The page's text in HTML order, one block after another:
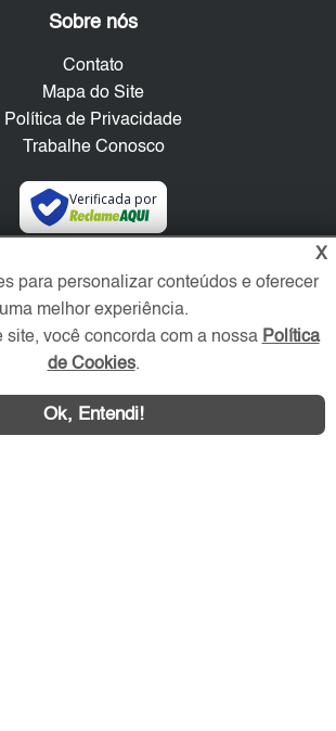
Sobre nós
Contato
Mapa do Site
Política de Privacidade
Trabalhe Conosco
Verificada por
Redes Sociais
X
para personalizar conteúdos e oferecer
uma melhor experiência.
site, você concorda com a nossa Política
de Cookies.
Ok, Entendi!